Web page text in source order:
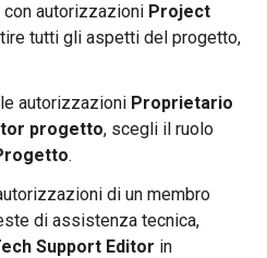
autorizzazioni Project
tutti gli aspetti del progetto,
autorizzazioni Proprietario
progetto, scegli il ruolo
.
di un membro
di assistenza tecnica,
Support Editor in